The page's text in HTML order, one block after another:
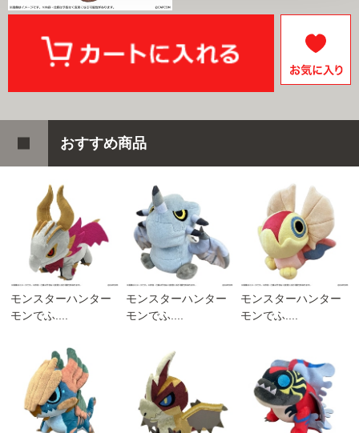
おすすめ商品
モンスターハンター
モンでふ....
モンスターハンター
モンでふ....
モンスターハンター
モンでふ....